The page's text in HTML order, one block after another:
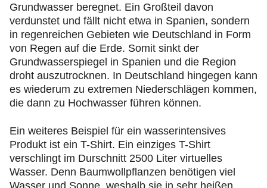
Grundwasser beregnet. Ein Großteil davon
verdunstet und fällt nicht etwa in Spanien, sondern
in regenreichen Gebieten wie Deutschland in Form
von Regen auf die Erde. Somit sinkt der
Grundwasserspiegel in Spanien und die Region
droht auszutrocknen. In Deutschland hingegen kann
es wiederum zu extremen Niederschlägen kommen,
die dann zu Hochwasser führen können.
Ein weiteres Beispiel für ein wasserintensives
Produkt ist ein T-Shirt. Ein einziges T-Shirt
verschlingt im Durschnitt 2500 Liter virtuelles
Wasser. Denn Baumwollpflanzen benötigen viel
Wasser und Sonne, weshalb sie in sehr heißen